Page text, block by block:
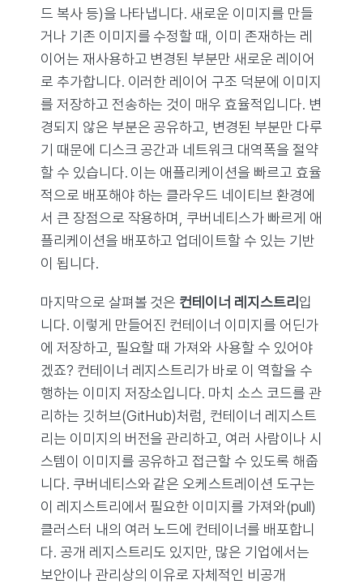
드 복사 등)을 나타냅니다. 새로운 이미지를 만들
거나 기존 이미지를 수정할 때, 이미 존재하는 레
이어는 재사용하고 변경된 부분만 새로운 레이어
로 추가합니다. 이러한 레이어 구조 덕분에 이미지
를 저장하고 전송하는 것이 매우 효율적입니다. 변
경되지 않은 부분은 공유하고, 변경된 부분만 다루
기 때문에 디스크 공간과 네트워크 대역폭을 절약
할 수 있습니다. 이는 애플리케이션을 빠르고 효율
적으로 배포해야 하는 클라우드 네이티브 환경에
서 큰 장점으로 작용하며, 쿠버네티스가 빠르게 애
플리케이션을 배포하고 업데이트할 수 있는 기반
이 됩니다.
마지막으로 살펴볼 것은 컨테이너 레지스트리 입
니다. 이렇게 만들어진 컨테이너 이미지를 어딘가
에 저장하고, 필요할 때 가져와 사용할 수 있어야
겠죠? 컨테이너 레지스트리가 바로 이 역할을 수
행하는 이미지 저장소입니다. 마치 소스 코드를 관
리하는 깃허브(GitHub)처럼, 컨테이너 레지스트
리는 이미지의 버전을 관리하고, 여러 사람이나 시
스템이 이미지를 공유하고 접근할 수 있도록 해줍
니다. 쿠버네티스와 같은 오케스트레이션 도구는
이 레지스트리에서 필요한 이미지를 가져와(pull)
클러스터 내의 여러 노드에 컨테이너를 배포합니
다. 공개 레지스트리도 있지만, 많은 기업에서는
보안이나 관리상의 이유로 자체적인 비공개